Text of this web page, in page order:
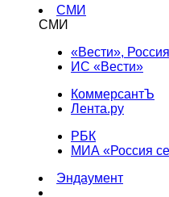
СМИ
СМИ
«Вести»,
ИС «Вести»
КоммерсантЪ
Лента.ру
РБК
МИА «Россия
Эндаумент